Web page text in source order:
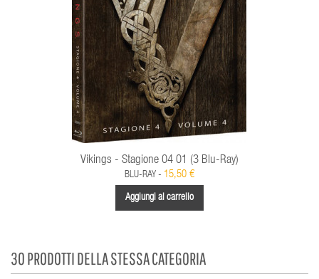
Vikings - Stagione 04 01 (3 Blu-Ray)
BLU-RAY - 15,50 €
Aggiungi al carrello
30 PRODOTTI DELLA STESSA CATEGORIA